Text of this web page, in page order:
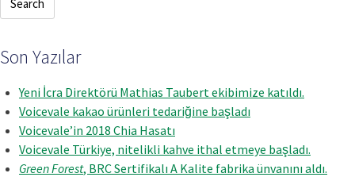
Son Yazılar
Yeni İcra Direktörü Mathias Taubert ekibimize katıldı.
Voicevale kakao ürünleri tedariğine başladı
Voicevale’in 2018 Chia Hasatı
Voicevale Türkiye, nitelikli kahve ithal etmeye başladı.
Green Forest, BRC Sertifikalı A Kalite fabrika ünvanını aldı.